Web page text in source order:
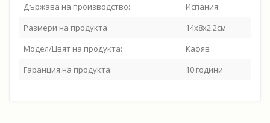
Държава на производство:
Испания
Размери на продукта:
14x8x2.2см
Модел/Цвят на продукта:
Кафяв
Гаранция на продукта:
10 години